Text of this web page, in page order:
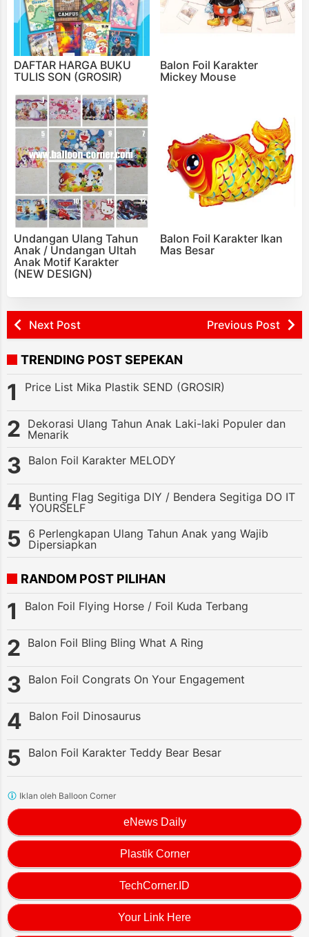
DAFTAR HARGA BUKU
TULIS SON (GROSIR)
Balon Foil Karakter
Mickey Mouse
Undangan Ulang Tahun
Anak / Undangan Ultah
Anak Motif Karakter
(NEW DESIGN)
Balon Foil Karakter Ikan
Mas Besar
Next Post Previous Post
TRENDING POST SEPEKAN
Price List Mika Plastik SEND (GROSIR)
Dekorasi Ulang Tahun Anak Laki-laki Populer dan
Menarik
Balon Foil Karakter MELODY
Bunting Flag Segitiga DIY / Bendera Segitiga DO IT
YOURSELF
6 Perlengkapan Ulang Tahun Anak yang Wajib
Dipersiapkan
RANDOM POST PILIHAN
Balon Foil Flying Horse / Foil Kuda Terbang
Balon Foil Bling Bling What A Ring
Balon Foil Congrats On Your Engagement
Balon Foil Dinosaurus
Balon Foil Karakter Teddy Bear Besar
eNews Daily
Plastik Corner
TechCorner.ID
Your Link Here
Iklan oleh Balloon Corner